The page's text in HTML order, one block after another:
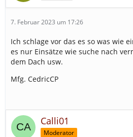
7. Februar 2023 um 17:26
Ich schlage vor das es so was wie
es nur Einsätze wie suche nach
dem Dach usw.
Mfg. CedricCP
Calli01
Moderator